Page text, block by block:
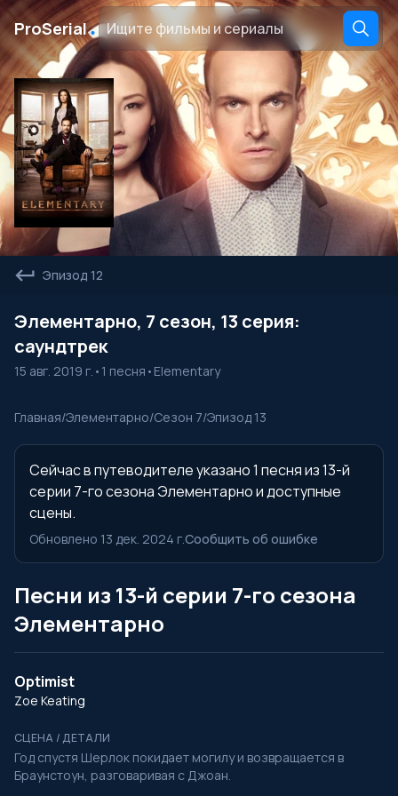
ProSerial․
Эпизод 12
Элементарно, 7 сезон, 13 серия:
саундтрек
15 авг. 2019 г. • 1 песня • Elementary
Главная/Элементарно/Сезон 7/Эпизод 13
Сейчас в путеводителе указано 1 песня из 13-й
серии 7-го сезона Элементарно и доступные
сцены.
Обновлено 13 дек. 2024 г.Сообщить об ошибке
Песни из 13-й серии 7-го сезона
Элементарно
Optimist
Zoe Keating
СЦЕНА / ДЕТАЛИ
Год спустя Шерлок покидает могилу и возвращается в
Браунстоун, разговаривая с Джоан.